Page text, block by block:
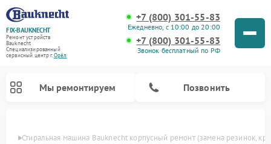
FIX-BAUKNECHT
Ремонт устройств
Bauknecht
Специализированный
cервисный центр г.Орёл
+7 (800) 301-55-83
Ежедневно, с 10:00 до 20:00
+7 (800) 301-55-83
Звонок бесплатный по РФ
Мы ремонтируем Позвонить
Стиральная машина Bauknecht корпусный ремонт (замена резинок,